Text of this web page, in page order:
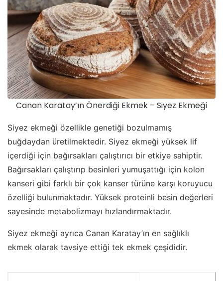
Canan Karatay’ın Önerdiği Ekmek – Siyez Ekmeği
Siyez ekmeği özellikle genetiği bozulmamış
buğdaydan üretilmektedir. Siyez ekmeği yüksek lif
içerdiği için bağırsakları çalıştırıcı bir etkiye sahiptir.
Bağırsakları çalıştırıp besinleri yumuşattığı için kolon
kanseri gibi farklı bir çok kanser türüne karşı koruyucu
özelliği bulunmaktadır. Yüksek proteinli besin değerleri
sayesinde metabolizmayı hızlandırmaktadır.
Siyez ekmeği ayrıca Canan Karatay’ın en sağlıklı
ekmek olarak tavsiye ettiği tek ekmek çeşididir.